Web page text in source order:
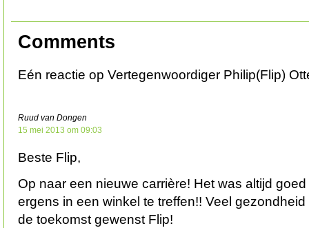
Comments
Eén reactie op Vertegenwoordiger Philip(Flip)
Ruud van Dongen
15 mei 2013 om 09:03
Beste Flip,
Op naar een nieuwe carrière! Het was altijd
ergens in een winkel te treffen!! Veel
de toekomst gewenst Flip!